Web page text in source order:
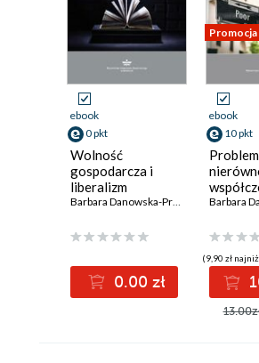
ebook
0 pkt
Wolność
gospodarcza i
liberalizm
ekonomiczny
interwencjonizm
ujęciu
przedstawicieli
myśli akademickiej
Barbara Danowska-Prokop Urszula
0.00 zł
Promocja
ebook
10 pkt
(9,90 zł